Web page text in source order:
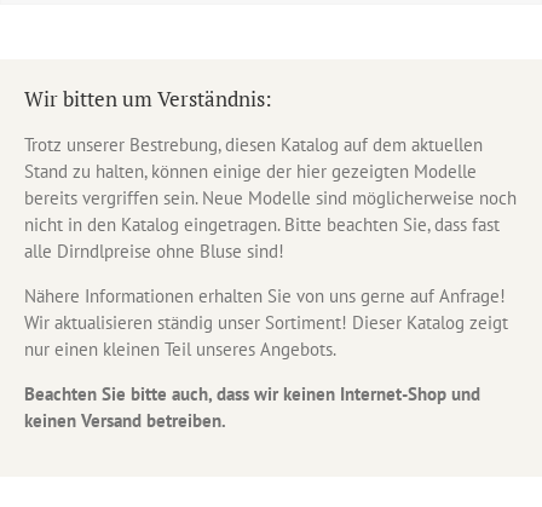
Wir bitten um Verständnis:
Trotz unserer Bestrebung, diesen Katalog auf dem aktuellen
Stand zu halten, können einige der hier gezeigten Modelle
bereits vergriffen sein. Neue Modelle sind möglicherweise noch
nicht in den Katalog eingetragen. Bitte beachten Sie, dass fast
alle Dirndlpreise ohne Bluse sind!
Nähere Informationen erhalten Sie von uns gerne auf Anfrage!
Wir aktualisieren ständig unser Sortiment! Dieser Katalog zeigt
nur einen kleinen Teil unseres Angebots.
Beachten Sie bitte auch, dass wir keinen Internet-Shop und
keinen Versand betreiben.